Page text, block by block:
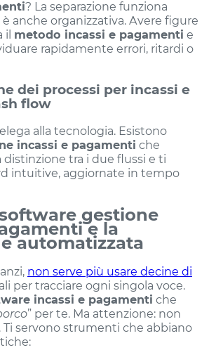
? La separazione funziona
anche organizzativa. Avere figure
il metodo incassi e pagamenti e
rapidamente errori, ritardi o
dei processi per incassi e
flow
alla tecnologia. Esistono
incassi e pagamenti che
distinzione tra i due flussi e ti
intuitive, aggiornate in tempo
gestione
e la
automatizzata
non serve più usare decine di
per tracciare ogni singola voce.
incassi e pagamenti che
” per te. Ma attenzione: non
servono strumenti che abbiano